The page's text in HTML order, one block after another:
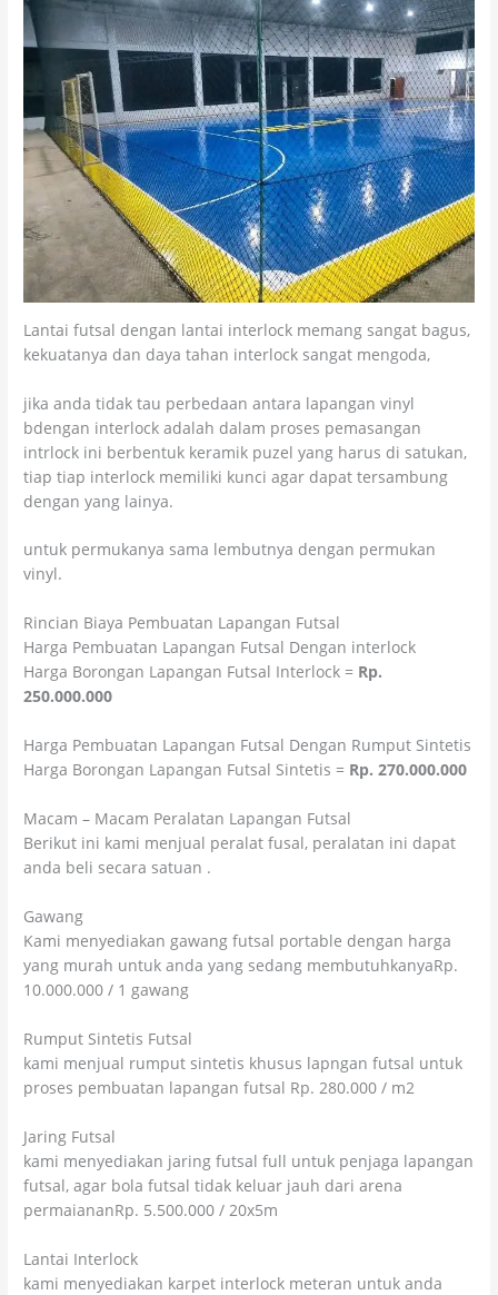
Lantai futsal dengan lantai interlock memang sangat bagus,
kekuatanya dan daya tahan interlock sangat mengoda,
jika anda tidak tau perbedaan antara lapangan vinyl
bdengan interlock adalah dalam proses pemasangan
intrlock ini berbentuk keramik puzel yang harus di satukan,
tiap tiap interlock memiliki kunci agar dapat tersambung
dengan yang lainya.
untuk permukanya sama lembutnya dengan permukan
vinyl.
Rincian Biaya Pembuatan Lapangan Futsal
Harga Pembuatan Lapangan Futsal Dengan interlock
Harga Borongan Lapangan Futsal Interlock = Rp.
250.000.000
Harga Pembuatan Lapangan Futsal Dengan Rumput Sintetis
Harga Borongan Lapangan Futsal Sintetis = Rp. 270.000.000
Macam – Macam Peralatan Lapangan Futsal
Berikut ini kami menjual peralat fusal, peralatan ini dapat
anda beli secara satuan .
Gawang
Kami menyediakan gawang futsal portable dengan harga
yang murah untuk anda yang sedang membutuhkanyaRp.
10.000.000 / 1 gawang
Rumput Sintetis Futsal
kami menjual rumput sintetis khusus lapngan futsal untuk
proses pembuatan lapangan futsal Rp. 280.000 / m2
Jaring Futsal
kami menyediakan jaring futsal full untuk penjaga lapangan
futsal, agar bola futsal tidak keluar jauh dari arena
permaiananRp. 5.500.000 / 20x5m
Lantai Interlock
kami menyediakan karpet interlock meteran untuk anda